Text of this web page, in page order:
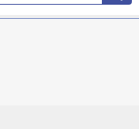
学や薬剤師会の研修会
使い分け100（羊土